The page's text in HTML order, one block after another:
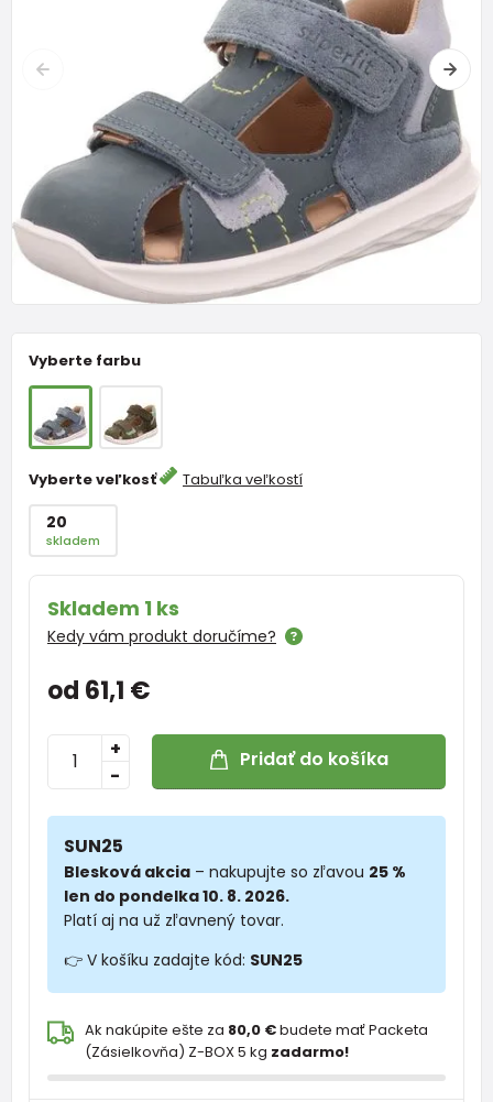
Vyberte farbu
Vyberte veľkosť Tabuľka veľkostí
20
skladem
Skladem 1 ks
Kedy vám produkt doručíme?
od 61,1 €
-
+ Pridať do košíka
SUN25
Blesková akcia – nakupujte so zľavou 25 %
len do pondelka 10. 8. 2026.
Platí aj na už zľavnený tovar.
👉 V košíku zadajte kód: SUN25
Ak nakúpite ešte za 80,0 €budete mať Packeta
(Zásielkovňa) Z-BOX 5 kg zadarmo!